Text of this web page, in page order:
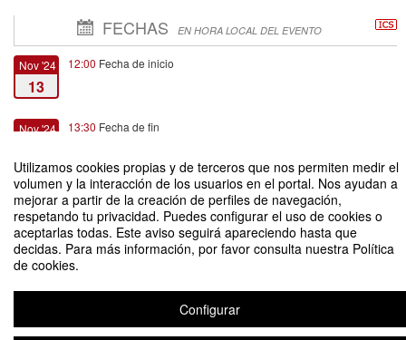
Utilizamos cookies propias y de terceros que nos permiten medir el
volumen y la interacción de los usuarios en el portal. Nos ayudan a
mejorar a partir de la creación de perfiles de navegación,
respetando tu privacidad. Puedes configurar el uso de cookies o
aceptarlas todas. Este aviso seguirá apareciendo hasta que
decidas. Para más información, por favor consulta nuestra Política
de cookies.
Configurar
FECHAS EN HORA LOCAL DEL EVENTO
Nov '24
13
12:00 Fecha de inicio
Nov '24 13:30 Fecha de fin
Conferencia Anual del Doctorado en Derecho: “El derecho de los niños,
niñas y adolescentes al acceso a la justicia y a recursos efectivos”
Organizado por Facultad de Ciencias Jurídicas y Sociales UTalca